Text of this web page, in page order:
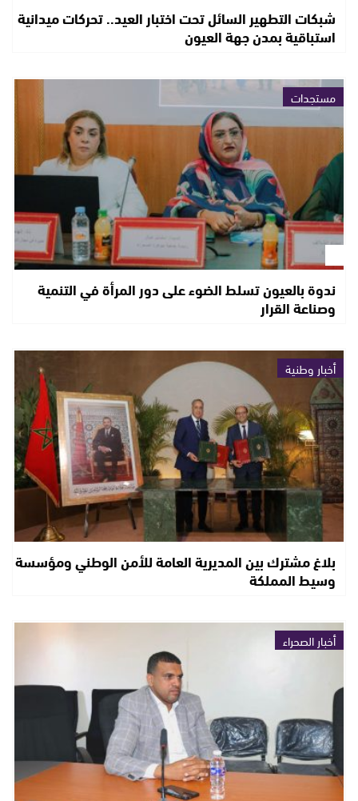
شبكات التطهير السائل تحت اختبار العيد.. تحركات ميدانية
استباقية بمدن جهة العيون
مستجدات
ندوة بالعيون تسلط الضوء على دور المرأة في التنمية
وصناعة القرار
أخبار وطنية
بلاغ مشترك بين المديرية العامة للأمن الوطني ومؤسسة
وسيط المملكة
أخبار الصحراء